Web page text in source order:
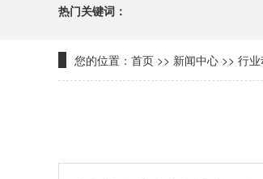
热门关键词：
您的位置： 首页 >> 新闻中心 >> 行